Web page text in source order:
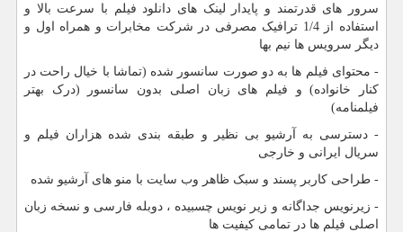
سرور های قدرتمند و پایدار لینک های دانلود فیلم با سرعت بالا و
استفاده از 1/4 ترافیک مصرفی در شرکت مخابرات و همراه اول و
دیگر سرویس ها نیم بها
- محتوای فیلم ها به دو صورت سانسور شده (تماشا با خیال راحت در
کنار خانواده) و فیلم های زبان اصلی بدون سانسور (درک بهتر
فیلمنامه)
- دسترسی به آرشیو بی نظیر و طبقه بندی شده هزاران فیلم و
سریال ایرانی و خارجی
- طراحی کاربر پسند و سبک ظاهر وب سایت با منو های آرشیو شده
- زیرنویس جداگانه و زیر نویس چسبیده ، دوبله فارسی و نسخه زبان
اصلی فیلم ها در تمامی کیفیت ها